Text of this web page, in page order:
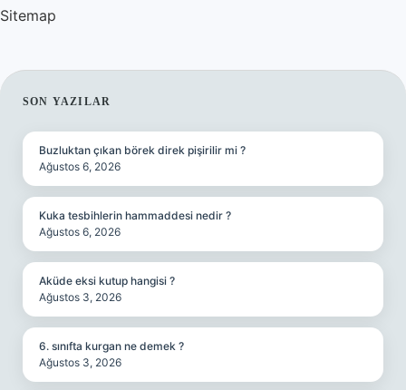
Hakkımızda
Sitemap
SIDEBAR
SON YAZILAR
Buzluktan çıkan börek direk pişirilir mi ?
Ağustos 6, 2026
Kuka tesbihlerin hammaddesi nedir ?
Ağustos 6, 2026
Aküde eksi kutup hangisi ?
Ağustos 3, 2026
6. sınıfta kurgan ne demek ?
Ağustos 3, 2026